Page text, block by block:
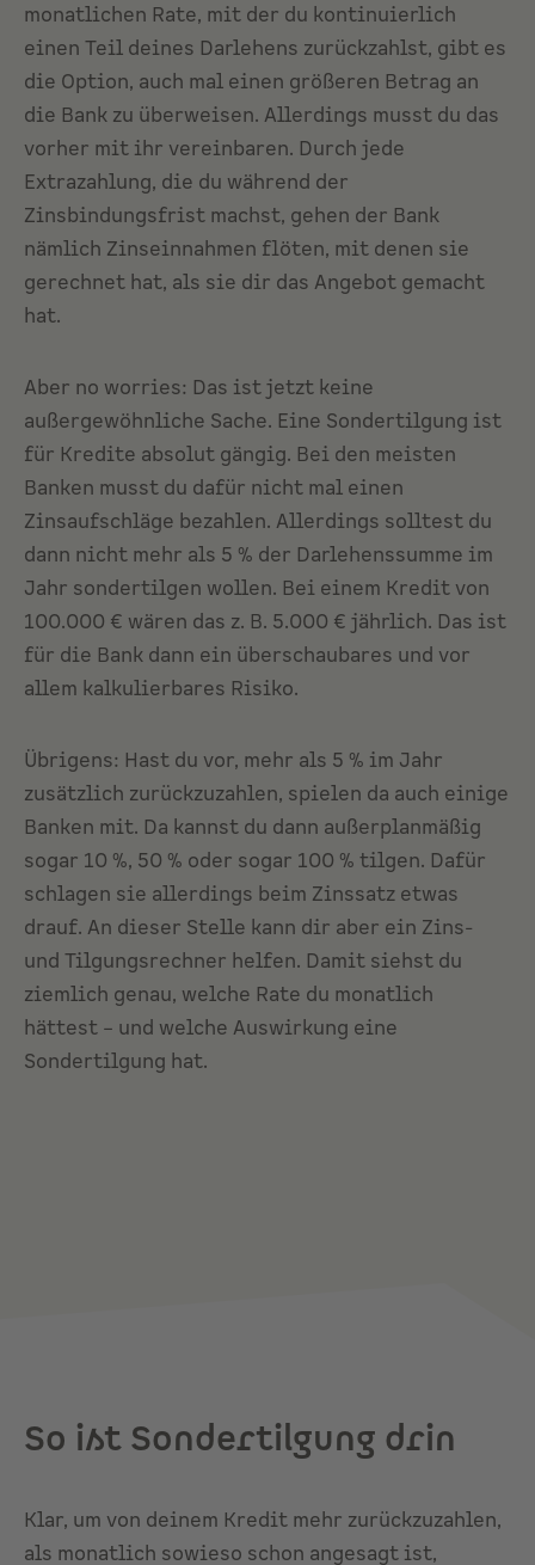
monatlichen Rate, mit der du kontinuierlich
einen Teil deines Darlehens zurückzahlst, gibt es
die Option, auch mal einen größeren Betrag an
die Bank zu überweisen. Allerdings musst du das
vorher mit ihr vereinbaren. Durch jede
Extrazahlung, die du während der
Zinsbindungsfrist machst, gehen der Bank
nämlich Zinseinnahmen flöten, mit denen sie
gerechnet hat, als sie dir das Angebot gemacht
hat.
Aber no worries: Das ist jetzt keine
außergewöhnliche Sache. Eine Sondertilgung ist
für Kredite absolut gängig. Bei den meisten
Banken musst du dafür nicht mal einen
Zinsaufschläge bezahlen. Allerdings solltest du
dann nicht mehr als 5 % der Darlehenssumme im
Jahr sondertilgen wollen. Bei einem Kredit von
100.000 € wären das z. B. 5.000 € jährlich. Das ist
für die Bank dann ein überschaubares und vor
allem kalkulierbares Risiko.
Übrigens: Hast du vor, mehr als 5 % im Jahr
zusätzlich zurückzuzahlen, spielen da auch einige
Banken mit. Da kannst du dann außerplanmäßig
sogar 10 %, 50 % oder sogar 100 % tilgen. Dafür
schlagen sie allerdings beim Zinssatz etwas
drauf. An dieser Stelle kann dir aber ein Zins-
und Tilgungsrechner helfen. Damit siehst du
ziemlich genau, welche Rate du monatlich
hättest – und welche Auswirkung eine
Sondertilgung hat.
So ist Sondertilgung drin
Klar, um von deinem Kredit mehr zurückzuzahlen,
als monatlich sowieso schon angesagt ist,